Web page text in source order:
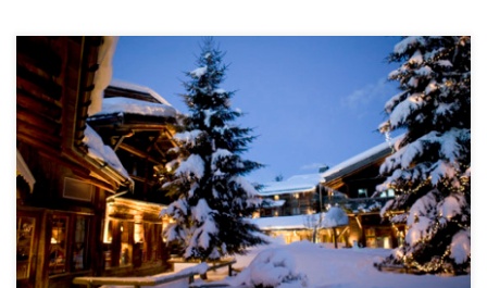
Que faites vous le week-end prochain? On a décidé de visiter les
Alpes du Nord cette année, avec deux nuits à Megève et notre
dernier jour à Annecy. On prendra un vol Paris-Geneve sur Air
France (on se croise les doigts qu’il n’y a pas de grève…) et
prendra ensuite une voiture […]